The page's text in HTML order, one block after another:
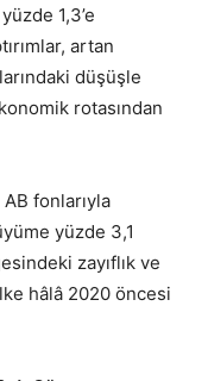
1,3’e
artan
düşüşle
rotasından
fonlarıyla
yüzde 3,1
zayıflık ve
hâlâ 2020 öncesi